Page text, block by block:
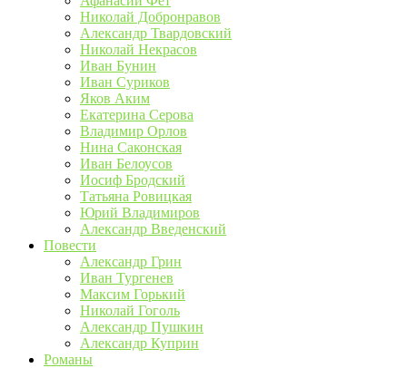
Николай Добронравов
Александр Твардовский
Николай Некрасов
Иван Бунин
Иван Суриков
Яков Аким
Екатерина Серова
Владимир Орлов
Нина Саконская
Иван Белоусов
Иосиф Бродский
Татьяна Ровицкая
Юрий Владимиров
Александр Введенский
Повести
Александр Грин
Иван Тургенев
Максим Горький
Николай Гоголь
Александр Пушкин
Александр Куприн
Романы